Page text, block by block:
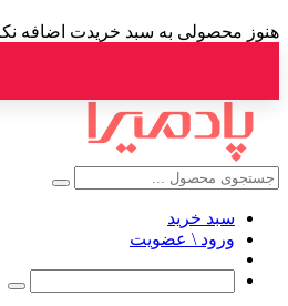
هنوز محصولی به سبد خریدت اضافه
سبد خرید
ورود \ عضویت